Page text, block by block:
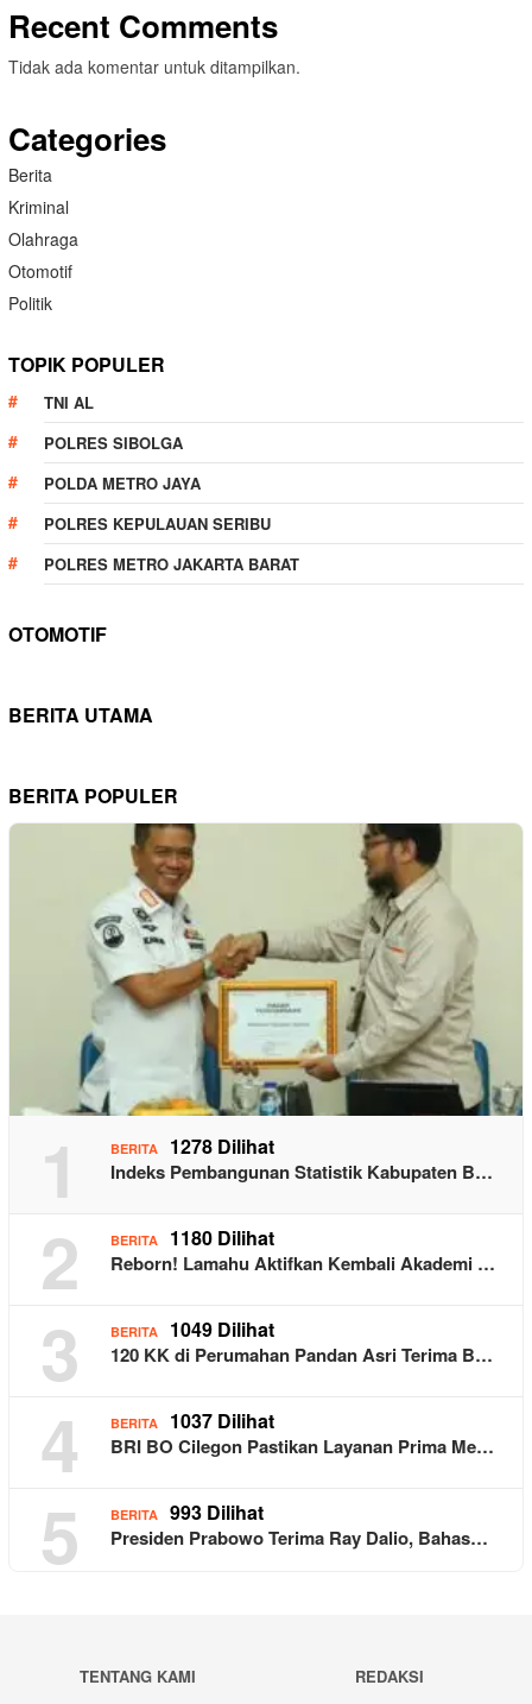
Recent Comments
Tidak ada komentar untuk ditampilkan.
Categories
Berita
Kriminal
Olahraga
Otomotif
Politik
TOPIK POPULER
TNI AL
POLRES SIBOLGA
POLDA METRO JAYA
POLRES KEPULAUAN SERIBU
POLRES METRO JAKARTA BARAT
OTOMOTIF
BERITA UTAMA
BERITA POPULER
1 BERITA 1278 Dilihat
Indeks Pembangunan Statistik Kabupaten B…
2 BERITA 1180 Dilihat
Reborn! Lamahu Aktifkan Kembali Akademi …
3 BERITA 1049 Dilihat
120 KK di Perumahan Pandan Asri Terima B…
4 BERITA 1037 Dilihat
BRI BO Cilegon Pastikan Layanan Prima Me…
5 BERITA 993 Dilihat
Presiden Prabowo Terima Ray Dalio, Bahas…
TENTANG KAMI
REDAKSI